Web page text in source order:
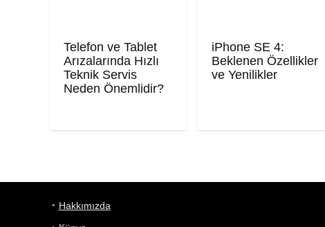
Telefon ve Tablet
Arızalarında Hızlı
Teknik Servis
Neden Önemlidir?
iPhone SE 4:
Beklenen Özellikler
ve Yenilikler
Hakkımızda